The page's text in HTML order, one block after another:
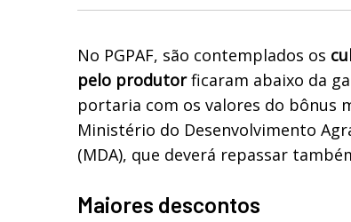
No PGPAF, são contemplados os
pelo produtorficaram abaixo da
portaria com os valores do bônus
Ministério do Desenvolvimento
(MDA), que deverá repassar
Maiores descontos